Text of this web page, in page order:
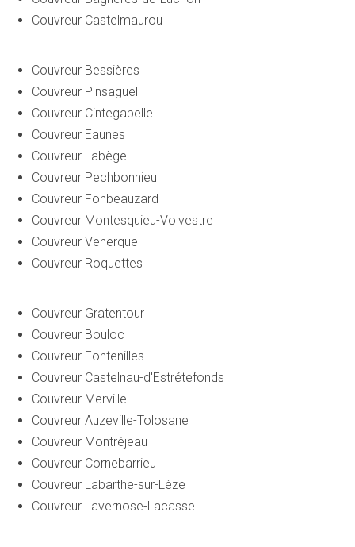
Couvreur Castelmaurou
Couvreur Bessières
Couvreur Pinsaguel
Couvreur Cintegabelle
Couvreur Eaunes
Couvreur Labège
Couvreur Pechbonnieu
Couvreur Fonbeauzard
Couvreur Montesquieu-Volvestre
Couvreur Venerque
Couvreur Roquettes
Couvreur Gratentour
Couvreur Bouloc
Couvreur Fontenilles
Couvreur Castelnau-d'Estrétefonds
Couvreur Merville
Couvreur Auzeville-Tolosane
Couvreur Montréjeau
Couvreur Cornebarrieu
Couvreur Labarthe-sur-Lèze
Couvreur Lavernose-Lacasse